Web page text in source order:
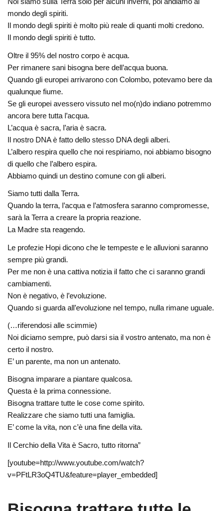
mondo degli spiriti.
Il mondo degli spiriti è molto più reale di quanti molti credono.
Il mondo degli spiriti è tutto.
Oltre il 95% del nostro corpo è acqua.
Per rimanere sani bisogna bere dell’acqua buona.
Quando gli europei arrivarono con Colombo, potevamo bere da
qualunque fiume.
Se gli europei avessero vissuto nel mo(n)do indiano potremmo
ancora bere tutta l’acqua.
L’acqua è sacra, l’aria è sacra.
Il nostro DNA è fatto dello stesso DNA degli alberi.
L’albero respira quello che noi respiriamo, noi abbiamo bisogno
di quello che l’albero espira.
Abbiamo quindi un destino comune con gli alberi.
Siamo tutti dalla Terra.
Quando la terra, l’acqua e l’atmosfera saranno compromesse,
sarà la Terra a creare la propria reazione.
La Madre sta reagendo.
Le profezie Hopi dicono che le tempeste e le alluvioni saranno
sempre più grandi.
Per me non è una cattiva notizia il fatto che ci saranno grandi
cambiamenti.
Non è negativo, è l’evoluzione.
Quando si guarda all’evoluzione nel tempo, nulla rimane uguale.
(…riferendosi alle scimmie)
Noi diciamo sempre, può darsi sia il vostro antenato, ma non è
certo il nostro.
E’ un parente, ma non un antenato.
Bisogna imparare a piantare qualcosa.
Questa è la prima connessione.
Bisogna trattare tutte le cose come spirito.
Realizzare che siamo tutti una famiglia.
E’ come la vita, non c’è una fine della vita.
Il Cerchio della Vita è Sacro, tutto ritorna”
[youtube=http://www.youtube.com/watch?
v=PFtLR3oQ4TU&feature=player_embedded]